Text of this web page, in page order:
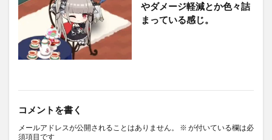
やダメージ軽減とか色々詰
まっている感じ。
コメントを書く
メールアドレスが公開されることはありません。 ※ が付いている欄は必
須項目です